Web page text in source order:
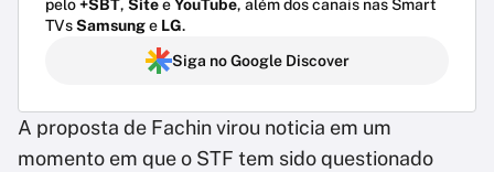
pelo+SBT, SiteeYouTube, além dos canais nas Smart
TVsSamsunge LG.
Siga no Google Discover
A proposta de Fachin virou noticia em um
momento em que o STF tem sido questionado